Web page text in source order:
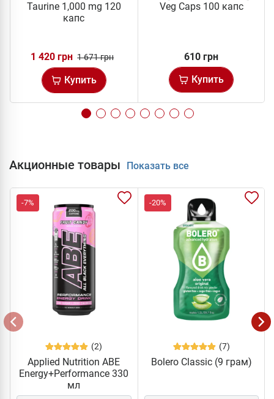
Taurine 1,000 mg 120
капс
1 420 грн 1 671 грн
Купить
Veg Caps 100 капс
610 грн
Купить
Акционные товары Показать все
-7%
(2)
Applied Nutrition ABE
Energy+Performance 330
мл
-20%
(7)
Bolero Classic (9 грам)